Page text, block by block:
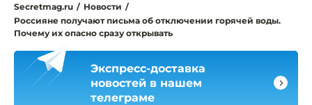
Secretmag.ru / Новости /
Россияне получают письма об отключении горячей воды.
Почему их опасно сразу открывать
Экспресс-доставка
новостей в нашем
телеграме